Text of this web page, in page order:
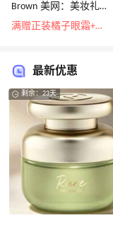
Brown 美网：美妆礼
遇！满$150立省$50
满赠正装橘子眼霜+精华唇蜜等好礼
最新优惠
剩余：23天